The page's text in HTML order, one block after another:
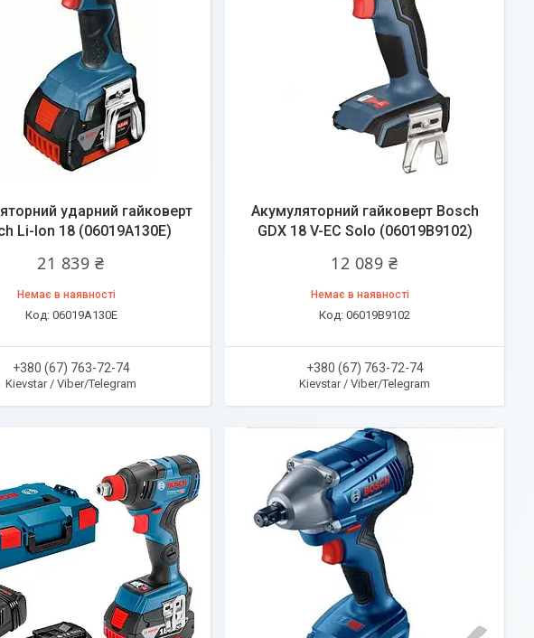
ударний гайковерт
Li-Ion 18 (06019A130E)
21 839 ₴
Немає в наявності
06019A130E
+380 (67) 763-72-74
Kievstar / Viber/Telegram
Акумуляторний гайковерт Bosch
GDX 18 V-EC Solo (06019B9102)
12 089 ₴
Немає в наявності
06019B9102
+380 (67) 763-72-74
Kievstar / Viber/Telegram